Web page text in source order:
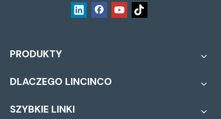
PRODUKTY
DLACZEGO LINCINCO
SZYBKIE LINKI